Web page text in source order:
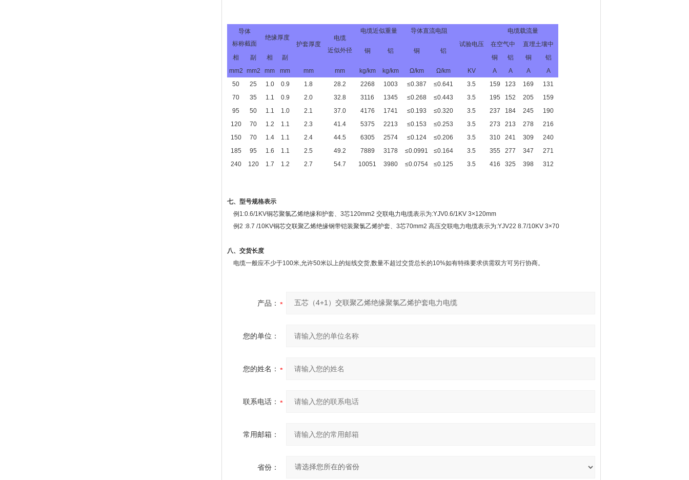
导体
标称截面
绝缘厚度
护套厚度
电缆
近似外径
电缆近似重量
导体直流电阻
试验电压
电缆载流量
铜 铝 铜 铝
在空气中
直埋土壤中
相
副 相 副 铜 铝 铜
铝
mm2 mm2 mm mm mm mm kg/km kg/km Ω/km Ω/km KV A A A
A
50
25 1.0 0.9 1.8 28.2 2268 1003 ≤0.387 ≤0.641 3.5 159 123 169
131
70
35 1.1 0.9 2.0 32.8 3116 1345 ≤0.268 ≤0.443 3.5 195 152 205
159
95
50 1.1 1.0 2.1 37.0 4176 1741 ≤0.193 ≤0.320 3.5 237 184 245
190
120
70 1.2 1.1 2.3 41.4 5375 2213 ≤0.153 ≤0.253 3.5 273 213 278
216
150
70 1.4 1.1 2.4 44.5 6305 2574 ≤0.124 ≤0.206 3.5 310 241 309
240
185
95 1.6 1.1 2.5 49.2 7889 3178 ≤0.0991 ≤0.164 3.5 355 277 347
271
240
120 1.7 1.2 2.7 54.7 10051 3980 ≤0.0754 ≤0.125 3.5 416 325 398 312
七、型号规格表示
例1:0.6/1KV铜芯聚氯乙烯绝缘和护套、3芯120mm2 交联电力电缆表示为:YJV0.6/1KV 3×120mm
例2 :8.7 /10KV铜芯交联聚乙烯绝缘钢带铠装聚氯乙烯护套、3芯70mm2 高压交联电力电缆表示为:YJV22 8.7/10KV 3×70
八、交货长度
电缆一般应不少于100米,允许50米以上的短线交货,数量不超过交货总长的10%如有特殊要求供需双方可另行协商。
产品：
您的单位：
您的姓名：
联系电话：
常用邮箱：
省份：